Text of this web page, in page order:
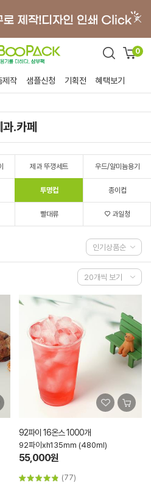
0
제작 샘플신청 기획전 혜택보기
.카페
제과 뚜껑세트 우드/알미늄용기
투명컵 종이컵
빨대류 ♡ 과일청
92파이 16온스 1000개
92파이xh135mm (480ml)
55,000원
(77)